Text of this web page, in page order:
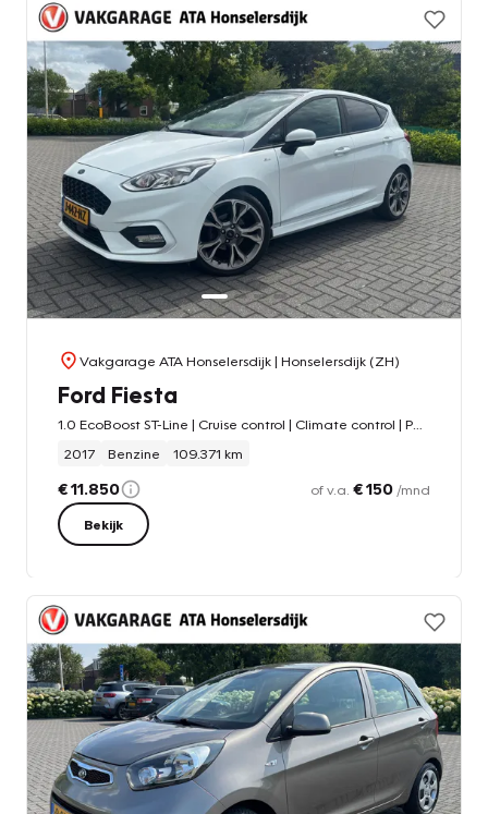
Vakgarage ATA Honselersdijk| Honselersdijk (ZH)
Ford Fiesta
2017
Benzine 109.371 km
€ 11.850 of v.a. € 150 /mnd
Bekijk